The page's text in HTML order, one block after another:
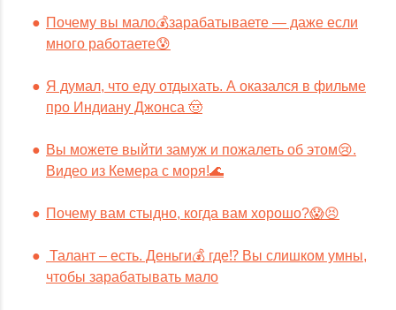
Почему вы мало💰зарабатываете — даже если
много работаете😰
Я думал, что еду отдыхать. А оказался в фильме
про Индиану Джонса 🤠
Вы можете выйти замуж и пожалеть об этом😢.
Видео из Кемера с моря!🌊
Почему вам стыдно, когда вам хорошо?😱😣
Талант – есть. Деньги💰 где⁉️ Вы слишком умны,
чтобы зарабатывать мало